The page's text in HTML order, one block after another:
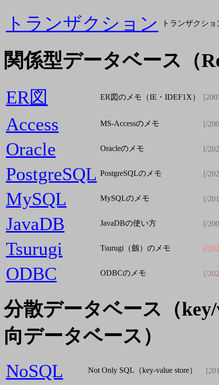
トランザクション トランザクシ
関係型データベース（
ER図 ER図のメモ（IE・IDEF1X）
Access MS-Accessのメモ [/
Oracle Oracleのメモ [/
PostgreSQL PostgreSQLのメモ [/
MySQL MySQLのメモ [/
JavaDB JavaDBの使い方 [/
Tsurugi Tsurugi（劔）のメモ [/
ODBC ODBCのメモ [/
分散データベース（
向データベース）
NoSQL Not Only SQL（key-value store）